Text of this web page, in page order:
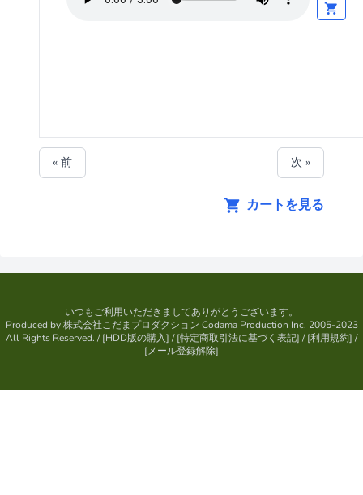
« 前 次 »
カートを見る
いつもご利用いただきましてありがとうございます。
Produced by株式会社こだまプロダクション Codama Production Inc. 2005-2023
All Rights Reserved. / [HDD版の購入] / [特定商取引法に基づく表記] / [利用規約] /
[メール登録解除]